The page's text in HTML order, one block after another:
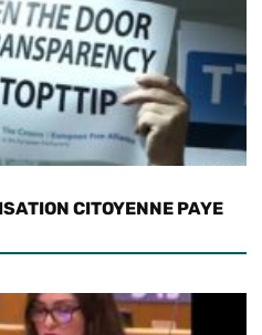
CITOYENNE PAYE